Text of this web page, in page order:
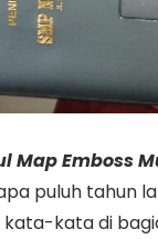
Map Emboss
puluh tahun
kata di